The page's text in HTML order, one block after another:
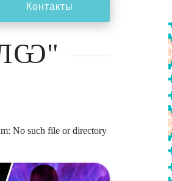
Контакты
No such file or directory